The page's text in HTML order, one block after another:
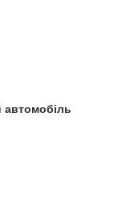
автомобіль